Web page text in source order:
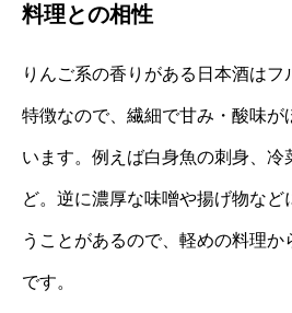
料理との相性
りんご系の香りがある日本酒は
特徴なので、繊細で甘み・酸味が
います。例えば白身魚の刺身、冷
ど。逆に濃厚な味噌や揚げ物など
うことがあるので、軽めの料理か
です。